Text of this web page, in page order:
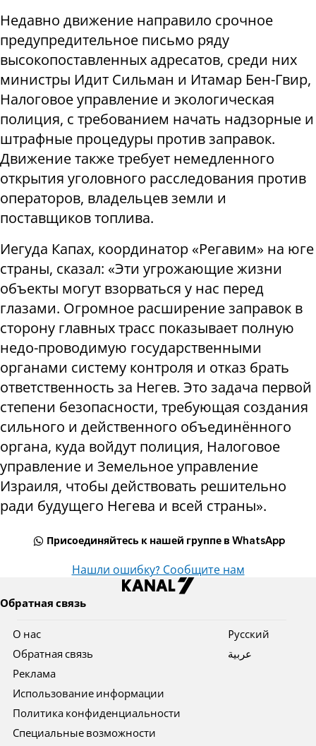
Недавно движение направило срочное
предупредительное письмо ряду
высокопоставленных адресатов, среди них
министры Идит Сильман и Итамар Бен-Гвир,
Налоговое управление и экологическая
полиция, с требованием начать надзорные и
штрафные процедуры против заправок.
Движение также требует немедленного
открытия уголовного расследования против
операторов, владельцев земли и
поставщиков топлива.
Иегуда Капах, координатор «Регавим» на юге
страны, сказал: «Эти угрожающие жизни
объекты могут взорваться у нас перед
глазами. Огромное расширение заправок в
сторону главных трасс показывает полную
недо-проводимую государственными
органами систему контроля и отказ брать
ответственность за Негев. Это задача первой
степени безопасности, требующая создания
сильного и действенного объединённого
органа, куда войдут полиция, Налоговое
управление и Земельное управление
Израиля, чтобы действовать решительно
ради будущего Негева и всей страны».
Присоединяйтесь к нашей группе в WhatsApp
Нашли ошибку? Сообщите нам
Обратная связь
О нас
Обратная связь
Реклама
Использование информации
Политика конфиденциальности
Специальные возможности
Pусский
عربية